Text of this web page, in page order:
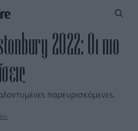
2022: Οι πιο
παρευρισκόμενες.